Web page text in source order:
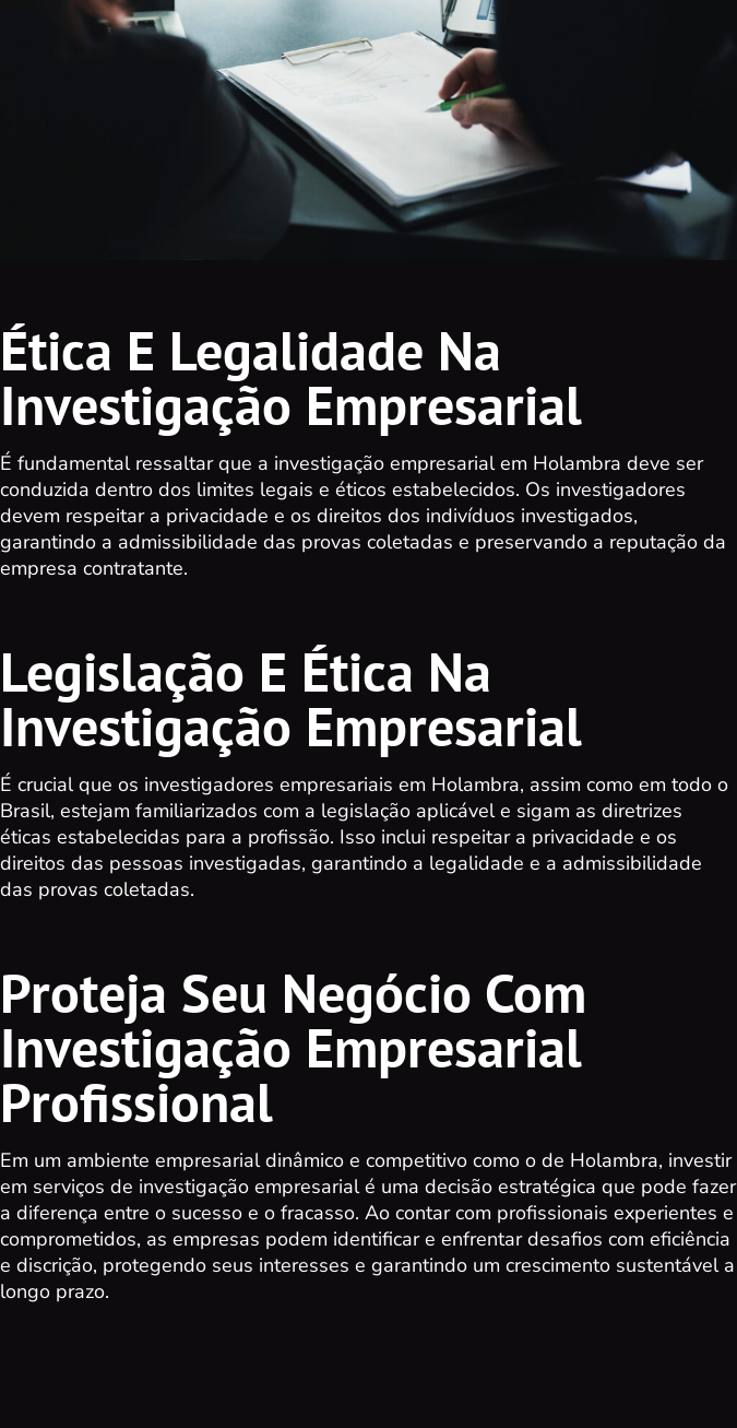
Ética E Legalidade Na
Investigação Empresarial
É fundamental ressaltar que a investigação empresarial em Holambra deve ser
conduzida dentro dos limites legais e éticos estabelecidos. Os investigadores
devem respeitar a privacidade e os direitos dos indivíduos investigados,
garantindo a admissibilidade das provas coletadas e preservando a reputação da
empresa contratante.
Legislação E Ética Na
Investigação Empresarial
É crucial que os investigadores empresariais em Holambra, assim como em todo o
Brasil, estejam familiarizados com a legislação aplicável e sigam as diretrizes
éticas estabelecidas para a profissão. Isso inclui respeitar a privacidade e os
direitos das pessoas investigadas, garantindo a legalidade e a admissibilidade
das provas coletadas.
Proteja Seu Negócio Com
Investigação Empresarial
Profissional
Em um ambiente empresarial dinâmico e competitivo como o de Holambra, investir
em serviços de investigação empresarial é uma decisão estratégica que pode fazer
a diferença entre o sucesso e o fracasso. Ao contar com profissionais experientes e
comprometidos, as empresas podem identificar e enfrentar desafios com eficiência
e discrição, protegendo seus interesses e garantindo um crescimento sustentável a
longo prazo.